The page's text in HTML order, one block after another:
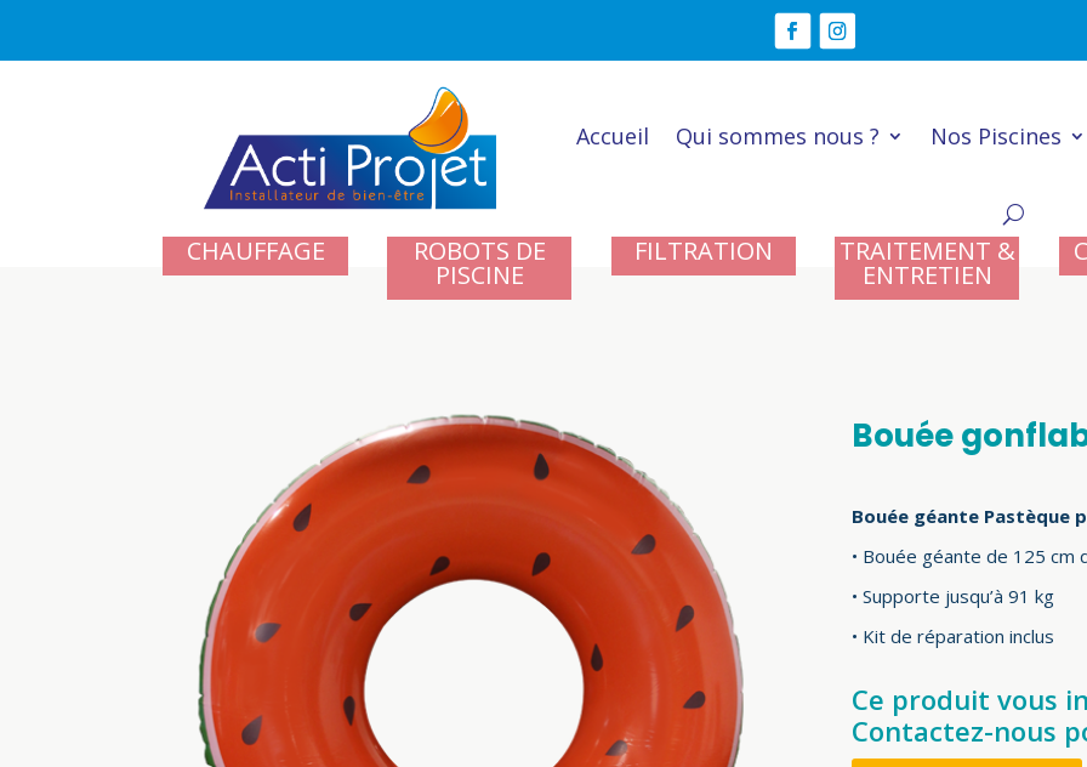
Accueil Qui sommes nous ? Nos Piscines
CHAUFFAGE ROBOTS DE
PISCINE
FILTRATION TRAITEMENT &
ENTRETIEN
Bouée
Bouée géante Pastèque
• Bouée géante de 125 cm
• Supporte jusqu’à 91 kg
• Kit de réparation inclus
Ce produit vous
Contactez-nous